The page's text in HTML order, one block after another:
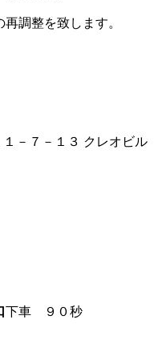
調整を致します。
１－７－１３ クレオビル
下車 ９０秒